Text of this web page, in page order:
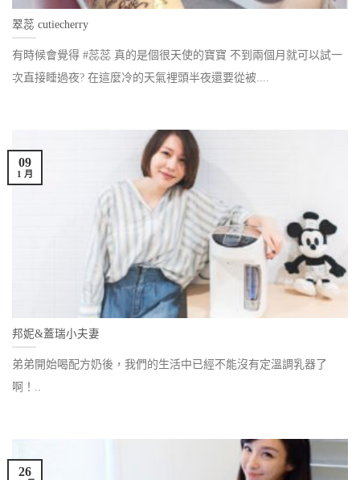
翠蕊 cutiecherry
有時候會覺得 #蕊蕊 真的是個很天使的寶寶 不到兩個月就可以試一
次直接睡過夜? 在這麼冷的天氣裡頭半夜還要從被....
邦妮&蓋瑞小夫妻
弟弟開始喝配方奶後，我們的生活中已經不能沒有定溫調乳器了
啊！..
09
1 月
26